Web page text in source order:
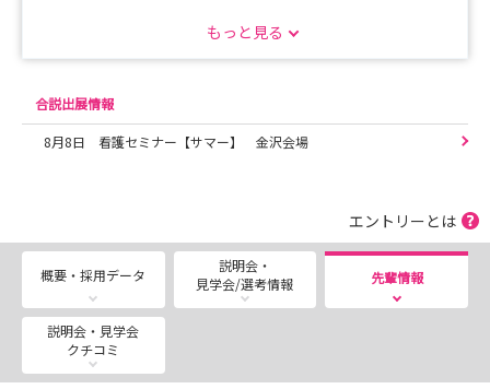
看護師と看護を学ぼうっ！
でも聞いていいんです🏃💨
【📝就活支援コース】名古屋＆一宮にて受付中📍履歴書＆
面接対策をチェック🔥
皆さんの疑問 ”気になる” を看護師採用担当が解決しま
す！
まず説明会画面をご確認ください★
一宮西病院は『街と人が明るく健康でいられますように』
もっと見る
合説出展情報
8月8日 看護セミナー【サマー】 金沢会場
エントリーとは
概要・採用データ
説明会・
見学会/選考情報
先輩情報
説明会・見学会
クチコミ